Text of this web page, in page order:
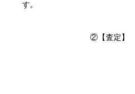
す。
②【査定】